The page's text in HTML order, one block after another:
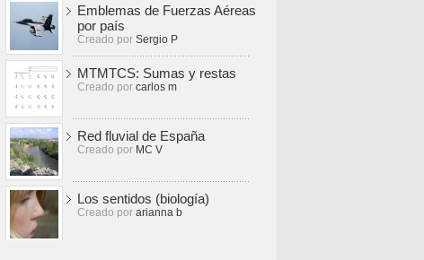
Emblemas de Fuerzas Aéreas
por país
Creado por Sergio P
MTMTCS: Sumas y restas
Creado por carlos m
Red fluvial de España
Creado por MC V
Los sentidos (biología)
Creado por arianna b